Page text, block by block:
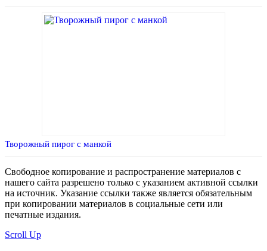
Творожный пирог с манкой
Свободное копирование и распространение материалов с
нашего сайта разрешено только с указанием активной ссылки
на источник. Указание ссылки также является обязательным
при копировании материалов в социальные сети или
печатные издания.
Scroll Up